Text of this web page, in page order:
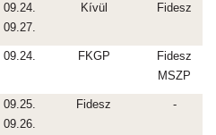
09.24.
09.27.
Kívül Fidesz
09.24. FKGP
Fidesz
MSZP
09.25.
09.26.
Fidesz -